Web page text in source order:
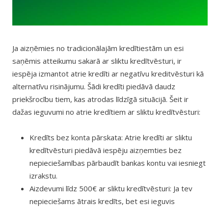
Ja aizņēmies no tradicionālajām kredītiestām un esi
saņēmis atteikumu sakarā ar sliktu kredītvēsturi, ir
iespēja izmantot atrie kredīti ar negatīvu kreditvēsturi kā
alternatīvu risinājumu. Šādi kredīti piedāvā daudz
priekšrocību tiem, kas atrodas līdzīgā situācijā. Šeit ir
dažas ieguvumi no atrie kredītiem ar sliktu kredītvēsturi:
Kredīts bez konta pārskata: Atrie kredīti ar sliktu
kredītvēsturi piedāvā iespēju aizņemties bez
nepieciešamības pārbaudīt bankas kontu vai iesniegt
izrakstu.
Aizdevumi līdz 500€ ar sliktu kredītvēsturi: Ja tev
nepieciešams ātrais kredīts, bet esi ieguvis